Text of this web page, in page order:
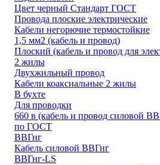
Цвет черный Стандарт ГОСТ
Провода плоские электрические
Кабели негорючие термостойкие
1,5 мм2 (кабель и провод)
Плоский (кабель и провод для
2 жилы
Двухжильный провод
Кабели коаксиальные 2 жилы
В бухте
Для проводки
660 в (кабель и провод силовой
по ГОСТ
ВВГнг
Кабель силовой ВВГнг
ВВГнг-LS